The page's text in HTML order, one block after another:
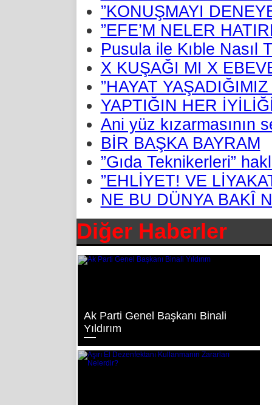
”KONUŞMAYI
”EFE’M NELER
Pusula ile Kıble Nasıl
X KUŞAĞI MI X
”HAYAT
YAPTIĞIN HER
Ani yüz kızarmasının
BİR BAŞKA BAYRAM
”Gıda Teknikerleri”
”EHLİYET! VE
NE BU DÜNYA BAKÎ
Diğer Haberler
Ak Parti Genel Başkanı Binali
Yıldırım